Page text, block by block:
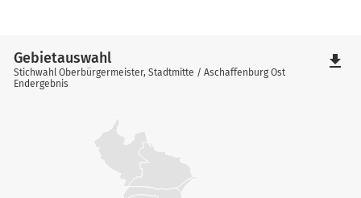
Gebietauswahl
Stichwahl Oberbürgermeister, Stadtmitte / Aschaffenburg Ost
Endergebnis
file_download